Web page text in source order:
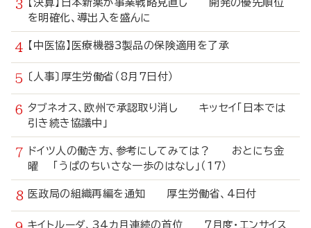
【決算】日本新薬が事業戦略見直し 開発の優先順位
を明確化、導出入を盛んに
【中医協】医療機器3製品の保険適用を了承
〔人事〕厚生労働省（8月7日付）
タブネオス、欧州で承認取り消し キッセイ「日本では
引き続き協議中」
ドイツ人の働き方、参考にしてみては？ おとにち金
曜 「うぱのちいさな一歩のはなし」（17）
医政局の組織再編を通知 厚生労働省、4日付
キイトルーダ、34カ月連続の首位 7月度・エンサイス